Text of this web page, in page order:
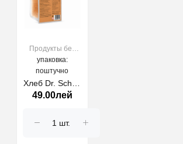
Продукты без
глютена
упаковка:
поштучно
Хлеб Dr. Schar,
Pan Multigrano
49.00лей